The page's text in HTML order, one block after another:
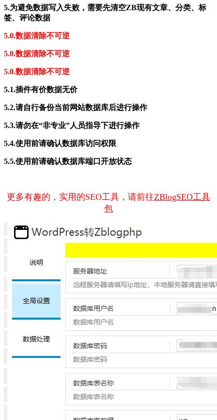
5.为避免数据写入失败，需要先清空ZB现有文章、分类、标
签、评论数据
5.0.数据清除不可逆
5.0.数据清除不可逆
5.0.数据清除不可逆
5.1.插件有价数据无价
5.2.请自行备份当前网站数据库后进行操作
5.3.请勿在“非专业”人员指导下进行操作
5.4.使用前请确认数据库访问权限
5.5.使用前请确认数据库端口开放状态
更多有趣的，实用的SEO工具，请前往ZBlogSEO工具
包